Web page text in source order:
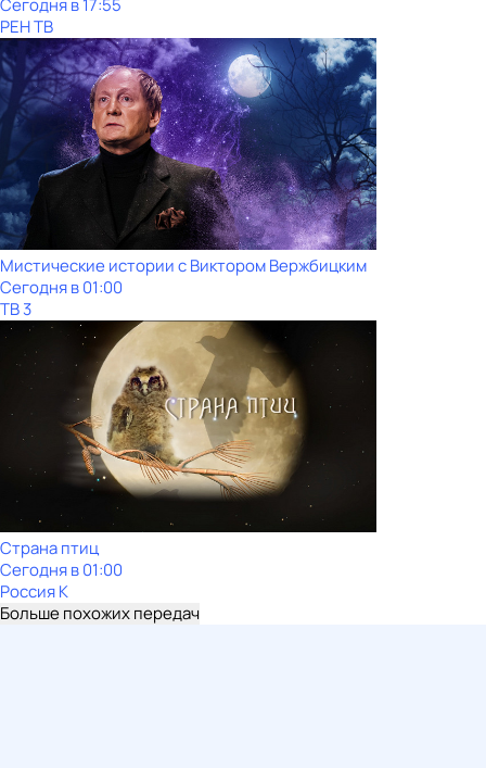
Сегодня в 17:55
РЕН ТВ
Мистические истории с Виктoром Bержбицким
Сегодня в 01:00
ТВ 3
Страна птиц
Сегодня в 01:00
Россия К
Больше похожих передач